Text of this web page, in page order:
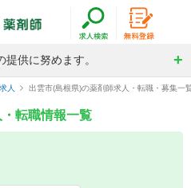
供に努めます。
人 出雲市(島根県)の薬剤師求人・転職・募集一
転職情報一覧